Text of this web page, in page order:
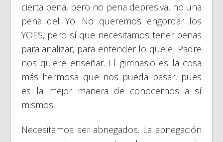
cierta pena, pero no pena depresiva, no una
pena del Yo. No queremos engordar los
YOES, pero sí que necesitamos tener penas
para analizar, para entender lo que el Padre
nos quiere enseñar. El gimnasio es la cosa
más hermosa que nos pueda pasar, pues
es la mejor manera de conocernos a sí
mismos.
Necesitamos ser abnegados. La abnegación